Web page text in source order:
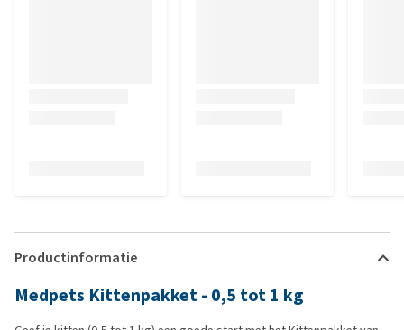
Productinformatie
Medpets Kittenpakket - 0,5 tot 1 kg